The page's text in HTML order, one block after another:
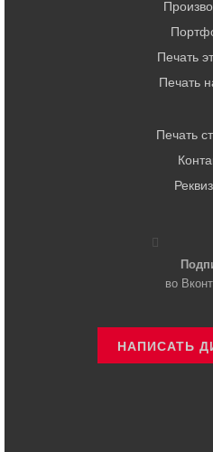
Печать
Печать
Печать
во
НАПИСАТЬ